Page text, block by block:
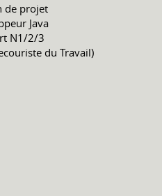
de projet
Java
N1/2/3
du Travail)